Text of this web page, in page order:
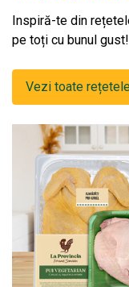
Inspiră-te din
pe toți cu bunul gust!
Vezi toate